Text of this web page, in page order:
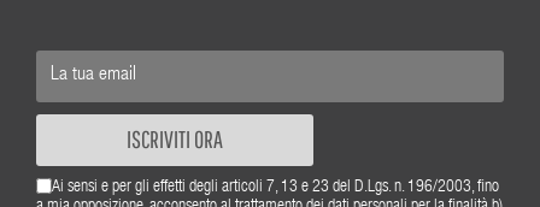
ISCRIVITI ORA
Ai sensi e per gli effetti degli articoli 7, 13 e 23 del D.Lgs. n. 196/2003, fino